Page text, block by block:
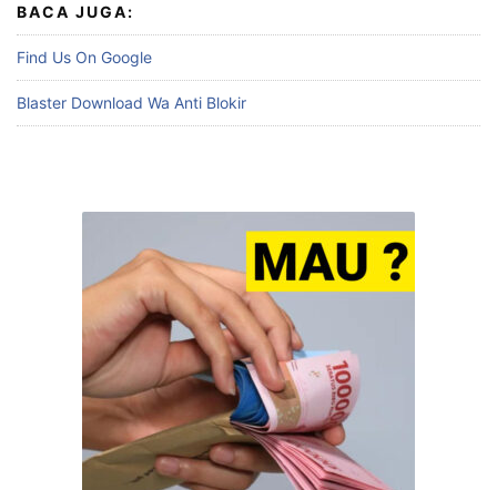
BACA JUGA:
Find Us On Google
Blaster Download Wa Anti Blokir